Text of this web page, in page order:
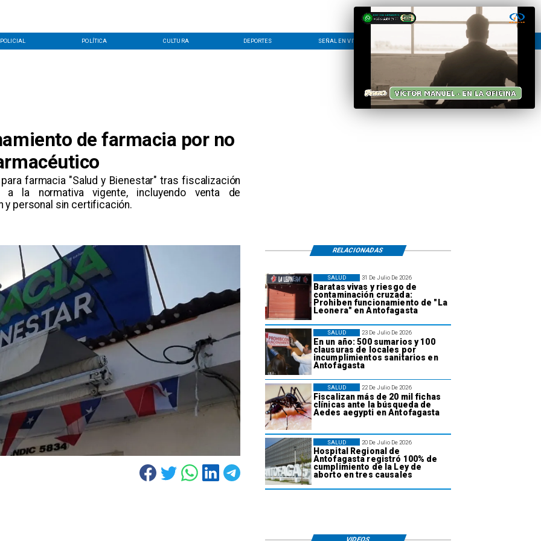
POLICIAL POLÍTICA CULTURA DEPORTES SEÑAL EN VIVO LÍNEA EDITORIAL
de farmacia por no
farmacia "Salud y Bienestar" tras fiscalización
la normativa vigente, incluyendo venta de
y personal sin certificación.
31 De Julio De 2026
Baratas vivas y riesgo de
contaminación cruzada:
Prohiben funcionamiento de "La
Leonera" en Antofagasta
SALUD
23 De Julio De 2026
En un año: 500 sumarios y 100
clausuras de locales por
incumplimientos sanitarios en
Antofagasta
SALUD
22 De Julio De 2026
Fiscalizan más de 20 mil fichas
clínicas ante la búsqueda de
Aedes aegypti en Antofagasta
SALUD
20 De Julio De 2026
Hospital Regional de
Antofagasta registró 100% de
cumplimiento de la Ley de
aborto en tres causales
SALUD
RELACIONADAS